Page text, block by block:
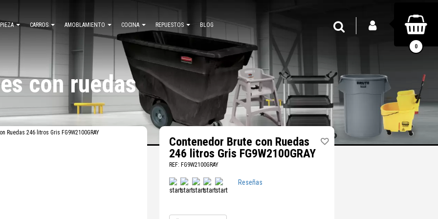
CARROS AMOBLAMIENTO COCINA REPUESTOS BLOG INICIAR SESIÓN
0
con ruedas
Ruedas 246 litros Gris FG9W2100GRAY
Contenedor Brute con Ruedas
246 litros Gris FG9W2100GRAY
REF: FG9W2100GRAY
Reseñas